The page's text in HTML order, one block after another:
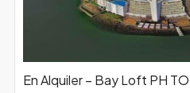
En Alquiler – Bay Loft PH